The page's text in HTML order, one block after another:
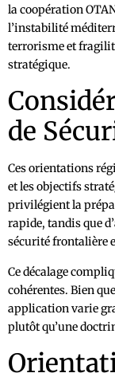
la coopération
l’instabilité
terrorisme et
stratégique.
de
Ces orientations
et les objectifs
privilégient la
rapide, tandis que
sécurité frontalière
Ce décalage
cohérentes. Bien
application varie
plutôt qu’une